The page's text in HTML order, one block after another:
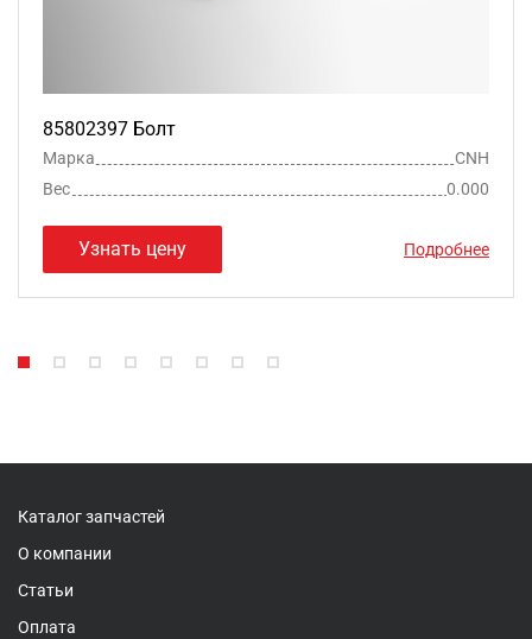
85802397 Болт
Марка
CNH
Вес
0.000
Узнать цену Подробнее
Каталог запчастей
О компании
Статьи
Оплата